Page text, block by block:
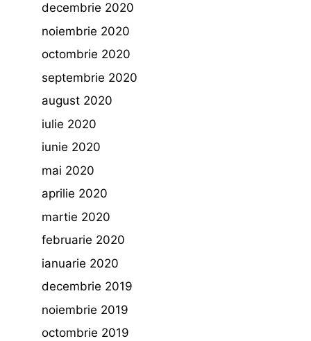
decembrie 2020
noiembrie 2020
octombrie 2020
septembrie 2020
august 2020
iulie 2020
iunie 2020
mai 2020
aprilie 2020
martie 2020
februarie 2020
ianuarie 2020
decembrie 2019
noiembrie 2019
octombrie 2019